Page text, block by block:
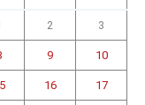
2 3
9 10
16 17